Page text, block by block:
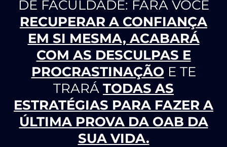
DE FACULDADE: FARÁ VOCÊ
RECUPERAR A CONFIANÇA
EM SI MESMA, ACABARÁ
COM AS DESCULPAS E
PROCRASTINAÇÃO E TE
TRARÁ TODAS AS
ESTRATÉGIAS PARA FAZER A
ÚLTIMA PROVA DA OAB DA
SUA VIDA.